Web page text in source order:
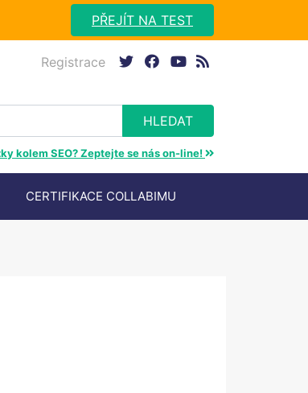
PŘEJÍT NA TEST
Registrace
kolem SEO? Zeptejte se nás on-line!
CERTIFIKACE COLLABIMU